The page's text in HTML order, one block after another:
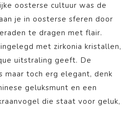
oosterse cultuur was de
je in oosterse sferen door
te dragen met flair.
met zirkonia kristallen,
uitstraling geeft. De
maar toch erg elegant, denk
geluksmunt en een
die staat voor geluk,